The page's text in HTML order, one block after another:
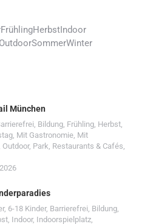
FrühlingHerbstIndoor
OutdoorSommerWinter
München
, Bildung, Frühling, Herbst,
, Mit Gastronomie, Mit
Outdoor, Park, Restaurants & Cafés,
, 6-18 Kinder, Barrierefrei, Bildung,
, Indoor, Indoorspielplatz,